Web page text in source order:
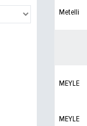
Metelli
MEYLE
MEYLE